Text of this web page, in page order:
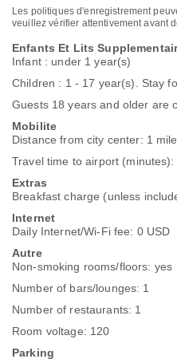
Les politiques d'enregistrement
veuillez vérifier attentivement avant
Enfants Et Lits
Infant : under 1 year(s)
Children : 1 - 17 year(s). Stay
Guests 18 years and older are
Mobilite
Distance from city center: 1
Travel time to airport (minutes):
Extras
Breakfast charge (unless
Internet
Daily Internet/Wi-Fi fee: 0 USD
Autre
Non-smoking rooms/floors: yes
Number of bars/lounges: 1
Number of restaurants: 1
Room voltage: 120
Parking